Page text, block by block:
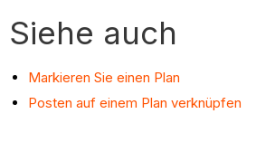
Siehe auch
Markieren Sie einen Plan
Posten auf einem Plan verknüpfen